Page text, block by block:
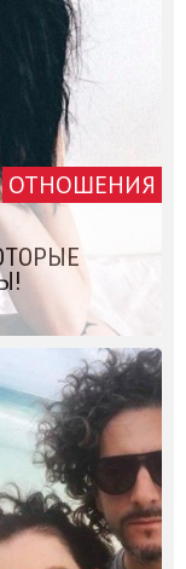
ОТНОШЕНИЯ